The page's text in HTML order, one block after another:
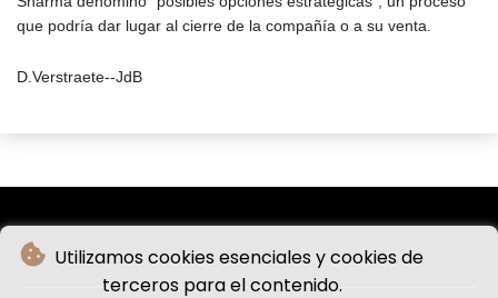
Utilizamos cookies esenciales y cookies de
terceros para el contenido.
que podría dar lugar al cierre de la compañía o a su venta.
D.Verstraete--JdB